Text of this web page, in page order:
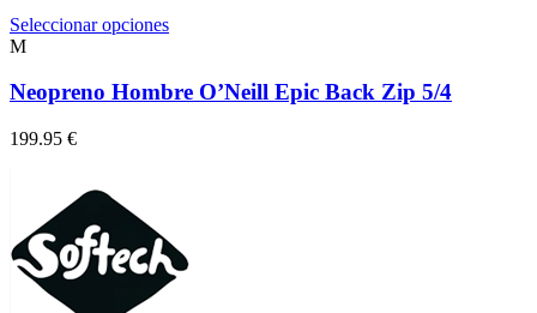
Seleccionar opcionesEste
múltiples
en
la
página
M
Neopreno Hombre O’Neill Epic Back Zip 5/4
199.95 €